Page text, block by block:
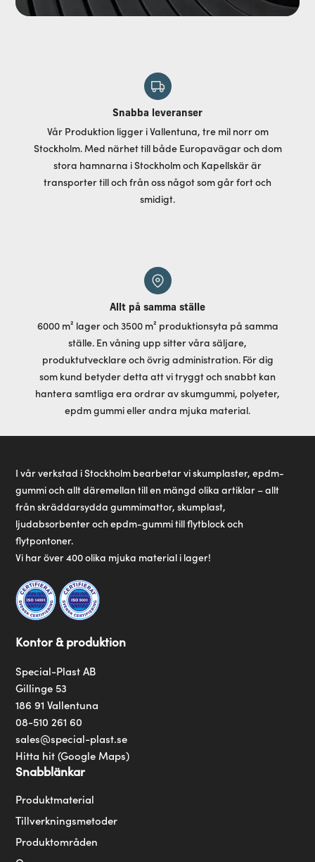
Snabba leveranser
Vår Produktion ligger i Vallentuna, tre mil norr om
Stockholm. Med närhet till både Europavägar och dom
stora hamnarna i Stockholm och Kapellskär är
transporter till och från oss något som går fort och
smidigt.
Allt på samma ställe
6000 m² lager och 3500 m² produktionsyta på samma
ställe. En våning upp sitter våra säljare,
produktutvecklare och övrig administration. För dig
som kund betyder detta att vi tryggt och snabbt kan
hantera samtliga era ordrar av skumgummi, polyeter,
epdm gummi eller andra mjuka material.
I vår verkstad i Stockholm bearbetar vi skumplaster, epdm-
gummi och allt däremellan till en mängd olika artiklar – allt
från skräddarsydda gummimattor, skumplast,
ljudabsorbenter och epdm-gummi till flytblock och
flytpontoner.
Vi har över 400 olika mjuka material i lager!
Kontor & produktion
Special-Plast AB
Gillinge 53
186 91 Vallentuna
08-510 261 60
sales@special-plast.se
Hitta hit (Google Maps)
Snabblänkar
Produktmaterial
Tillverkningsmetoder
Produktområden